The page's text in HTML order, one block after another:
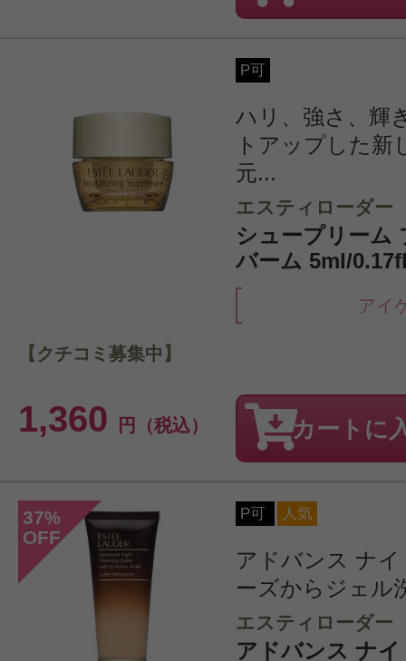
P可
ハリ、強さ、輝
トアップした新
元...
エスティローダー
シュープリーム
バーム 5ml/
アイ
1,360 円（税込）
【クチコミ募集中】
カートに
37%
OFF
P可 人気
アドバンス ナ
ーズからジェル
エスティローダー
アドバンス ナ